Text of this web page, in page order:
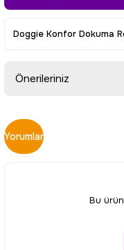
Doggie Konfor Dokuma
Önerileriniz
Bu ürünün fiyat bilgisi,
konularda yetersiz
kullanarak tarafımıza
Ürün resmi kalitesiz,
Ürün bilgilerinde
Yorumlar
Bu